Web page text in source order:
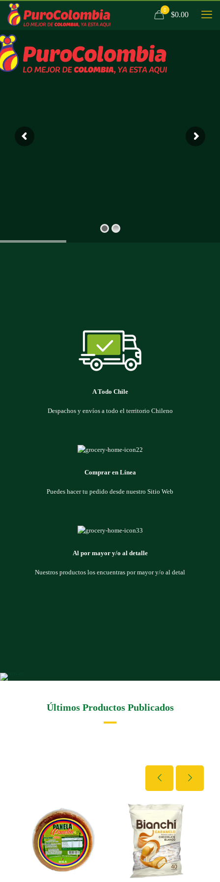
0
$0.00
A Todo Chile
Despachos y envíos a todo el territorio Chileno
Comprar en Línea
Puedes hacer tu pedido desde nuestro Sitio Web
Al por mayor y/o al detalle
Nuestros productos los encuentras por mayor y/o al detal
Últimos Productos Publicados